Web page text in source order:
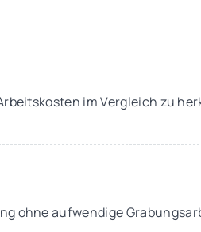
im Vergleich zu
ohne aufwendige